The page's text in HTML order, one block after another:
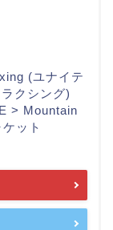
(ユナイテ
クシング)
> Mountain
ット